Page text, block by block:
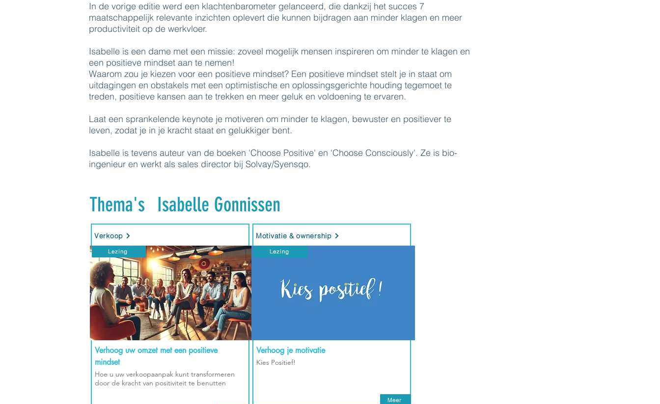
In de vorige editie werd een klachtenbarometer gelanceerd, die dankzij het succes 7
maatschappelijk relevante inzichten oplevert die kunnen bijdragen aan minder klagen en meer
productiviteit op de werkvloer.
Isabelle is een dame met een missie: zoveel mogelijk mensen inspireren om minder te klagen en
een positieve mindset aan te nemen!
Waarom zou je kiezen voor een positieve mindset? Een positieve mindset stelt je in staat om
uitdagingen en obstakels met een optimistische en oplossingsgerichte houding tegemoet te
treden, positieve kansen aan te trekken en meer geluk en voldoening te ervaren.
Laat een sprankelende keynote je motiveren om minder te klagen, bewuster en positiever te
leven, zodat je in je kracht staat en gelukkiger bent.
Isabelle is tevens auteur van de boeken 'Choose Positive' en 'Choose Consciously'. Ze is bio-
ingenieur en werkt als sales director bij Solvay/Syensqo.
Thema's Isabelle Gonnissen
Verkoop
Lezing
Verhoog uw omzet met een positieve
mindset
Hoe u uw verkoopaanpak kunt transformeren
door de kracht van positiviteit te benutten
Motivatie & ownership
Lezing
Verhoog je motivatie
Kies Positief!
Meer